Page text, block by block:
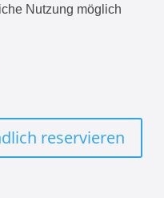
Nutzung möglich
reservieren